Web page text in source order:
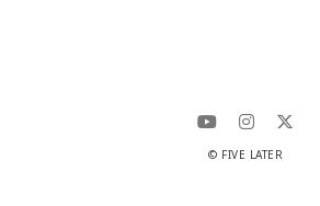
© FIVE LATER